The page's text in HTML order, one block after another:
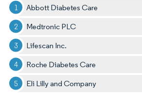
Abbott Diabetes Care
Medtronic PLC
Lifescan Inc.
Roche Diabetes Care
Eli Lilly and Company